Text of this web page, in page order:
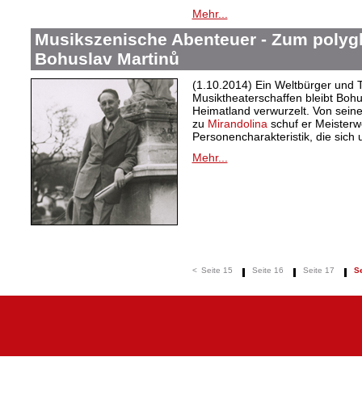
Mehr...
Musikszenische Abenteuer - Zum
Bohuslav Martinů
(1.10.2014) Ein Weltbürger und
Musiktheaterschaffen bleibt
Heimatland verwurzelt. Von
zu Mirandolina schuf er
Personencharakteristik, die sich
Mehr...
< Seite 15 Seite 16 Seite 17